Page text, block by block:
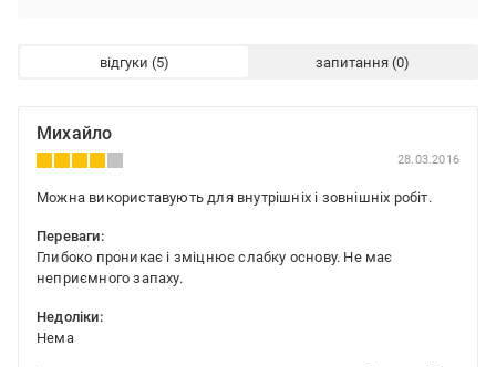
відгуки запитання
Михайло
28.03.2016
Можна використавують для внутрішніх і зовнішніх робіт.
Переваги:
Глибоко проникає і зміцнює слабку основу. Не має
неприємного запаху.
Недоліки:
Нема